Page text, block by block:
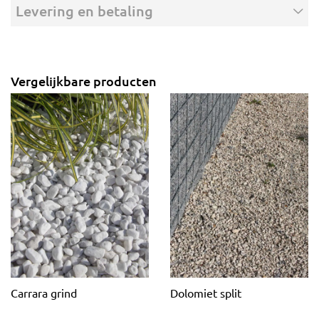
Levering en betaling
Vergelijkbare producten
Carrara grind
Dolomiet split